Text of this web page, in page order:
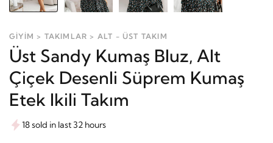
GİYİM > TAKIMLAR > ALT - ÜST TAKIM
Üst Sandy Kumaş Bluz, Alt
Çiçek Desenli Süprem Kumaş
Etek Ikili Takım
18 sold in last 32 hours